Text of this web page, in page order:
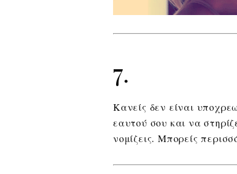
7.
Κανείς δεν είναι
εαυτού σου και να
νομίζεις. Μπορείς